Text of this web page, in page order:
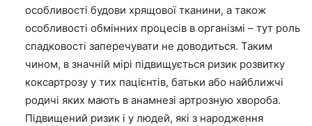
особливості будови хрящової тканини, а також
особливості обмінних процесів в організмі – тут роль
спадковості заперечувати не доводиться. Таким
чином, в значній мірі підвищується ризик розвитку
коксартрозу у тих пацієнтів, батьки або найближчі
родичі яких мають в анамнезі артрозную хвороба.
Підвищений ризик і у людей, які з народження